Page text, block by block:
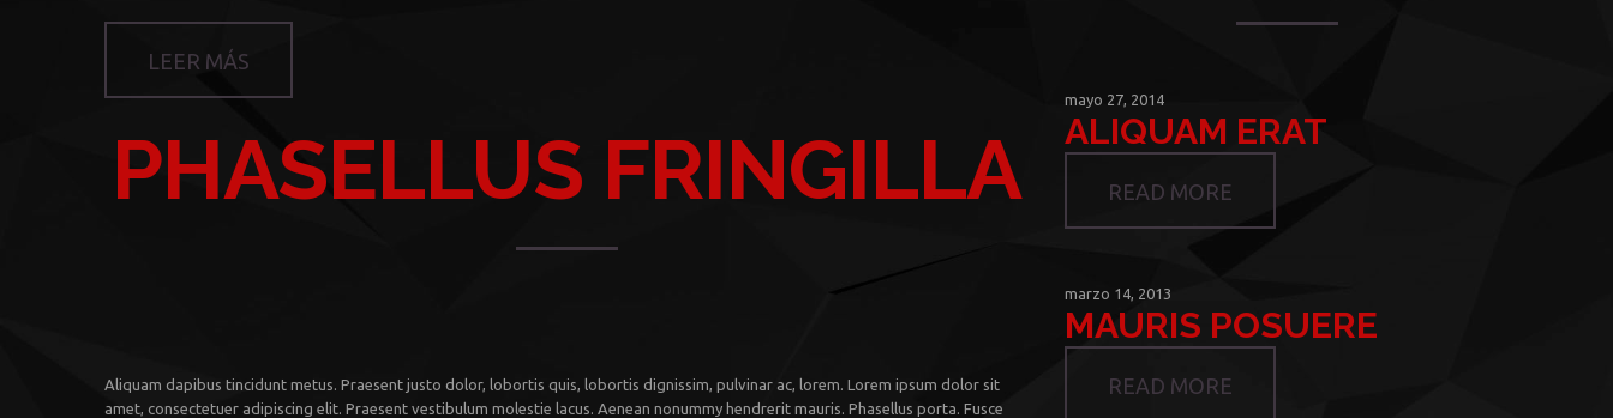
LEER MÁS
PHASELLUS FRINGILLA
Aliquam dapibus tincidunt metus. Praesent justo dolor, lobortis quis, lobortis dignissim, pulvinar ac, lorem. Lorem ipsum dolor sit
amet, consectetuer adipiscing elit. Praesent vestibulum molestie lacus. Aenean nonummy hendrerit mauris. Phasellus porta. Fusce
mayo 27, 2014
ALIQUAM ERAT
READ MORE
marzo 14, 2013
MAURIS POSUERE
READ MORE